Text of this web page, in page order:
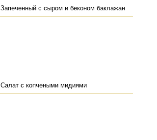
Запеченный с сыром и беконом баклажан
Салат с копчеными мидиями